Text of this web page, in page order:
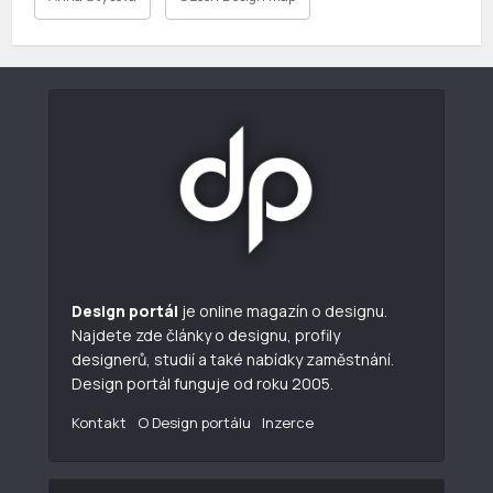
Design portál je online magazín o designu.
Najdete zde články o designu, profily
designerů, studií a také nabídky zaměstnání.
Design portál funguje od roku 2005.
Kontakt O Design portálu Inzerce